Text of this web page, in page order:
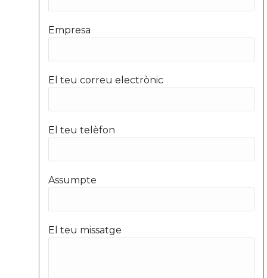
Empresa
El teu correu electrònic
El teu telèfon
Assumpte
El teu missatge